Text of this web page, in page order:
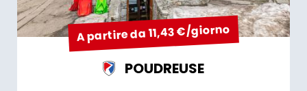
A partire da 11,43 €/giorno
POUDREUSE